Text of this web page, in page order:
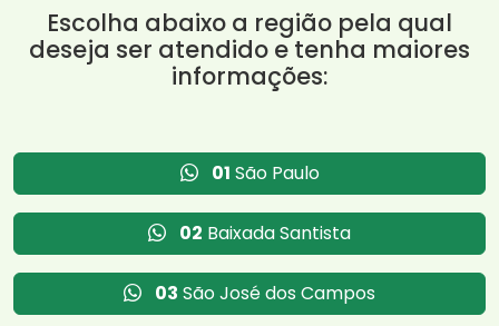
Escolha abaixo a região pela qual
deseja ser atendido e tenha maiores
informações:
01 São Paulo
02 Baixada Santista
03 São José dos Campos